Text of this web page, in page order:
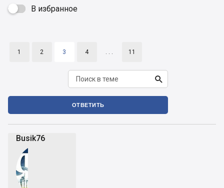
 В избранное
1 2 3 4 . . . 11

ОТВЕТИТЬ
Busik76